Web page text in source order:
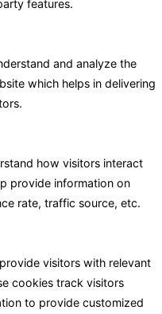
features.
and analyze the
which helps in delivering
how visitors interact
provide information on
rate, traffic source, etc.
visitors with relevant
cookies track visitors
to provide customized